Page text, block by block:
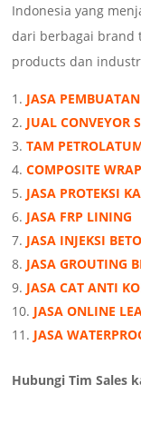
Indonesia yang
dari berbagai brand
products dan
JASA
JUAL CONVEYOR
TAM
COMPOSITE
JASA PROTEKSI
JASA FRP LINING
JASA INJEKSI
JASA GROUTING
JASA CAT ANTI
JASA ONLINE
JASA
Hubungi Tim Sales